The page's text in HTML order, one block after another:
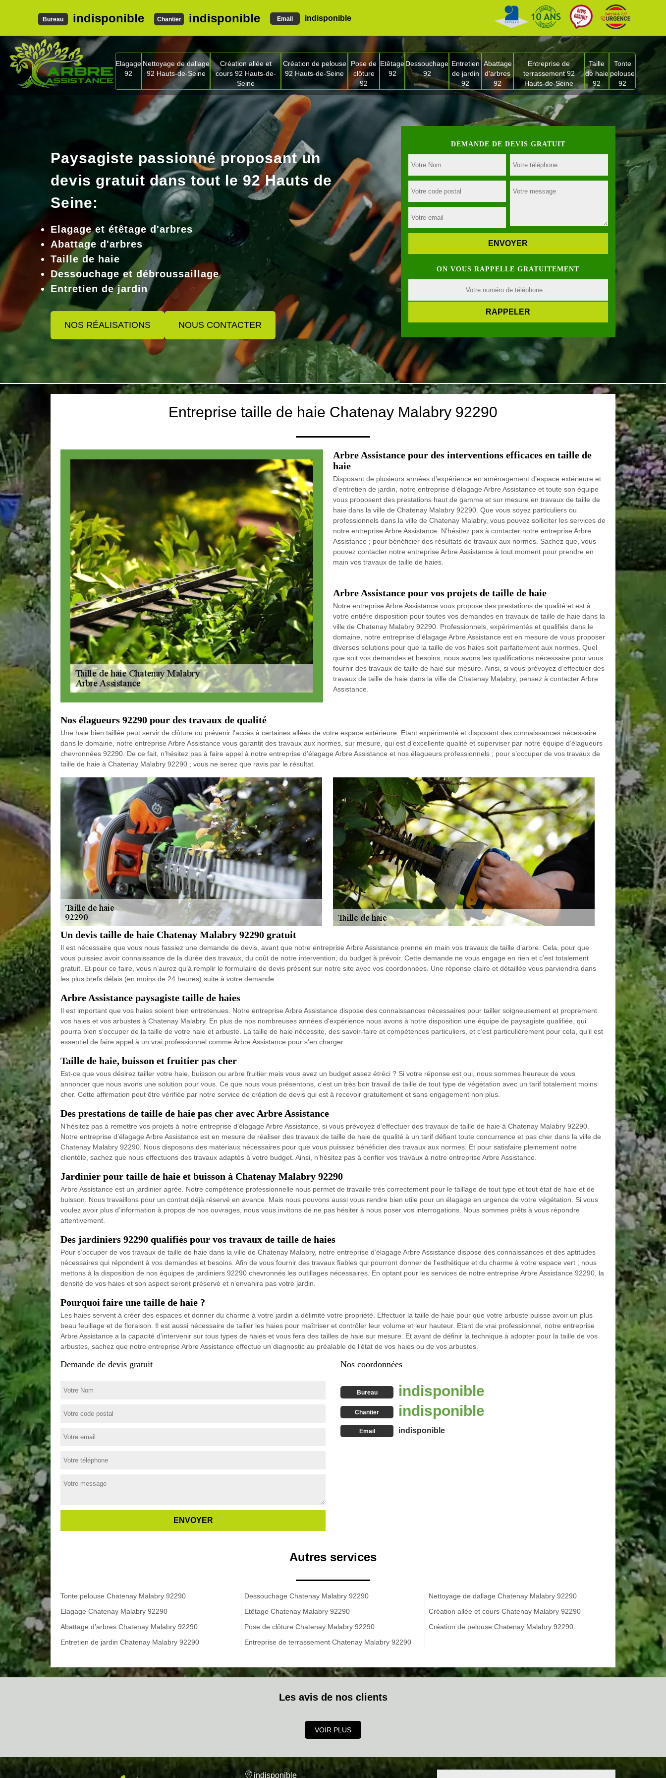
Bureau indisponible Chantier indisponible Email indisponible
Elagage
92
Nettoyage de dallage
92 Hauts-de-Seine
Création allée et
cours 92 Hauts-de-
Seine
Création de pelouse
92 Hauts-de-Seine
Pose de
clôture
92
Etêtage
92
Dessouchage
92
Entretien
de jardin
92
Abattage
d'arbres
92
Entreprise de
terrassement 92
Hauts-de-Seine
Taille
de haie
92
Tonte
pelouse
92
DEMANDE DE DEVIS GRATUIT
ON VOUS RAPPELLE GRATUITEMENT
Paysagiste passionné proposant un
devis gratuit dans tout le 92 Hauts de
Seine:
Elagage et étêtage d'arbres
Abattage d'arbres
Taille de haie
Dessouchage et débroussaillage
Entretien de jardin
NOS RÉALISATIONS NOUS CONTACTER
Entreprise taille de haie Chatenay Malabry 92290
Arbre Assistance pour des interventions efficaces en taille de
haie
Disposant de plusieurs années d'expérience en aménagement d’espace extérieure et
d’entretien de jardin, notre entreprise d’élagage Arbre Assistance et toute son équipe
vous proposent des prestations haut de gamme et sur mesure en travaux de taille de
haie dans la ville de Chatenay Malabry 92290. Que vous soyez particuliers ou
professionnels dans la ville de Chatenay Malabry, vous pouvez solliciter les services de
notre entreprise Arbre Assistance. N’hésitez pas à contacter notre entreprise Arbre
Assistance ; pour bénéficier des résultats de travaux aux normes. Sachez que, vous
pouvez contacter notre entreprise Arbre Assistance à tout moment pour prendre en
main vos travaux de taille de haies.
Arbre Assistance pour vos projets de taille de haie
Notre entreprise Arbre Assistance vous propose des prestations de qualité et est à
votre entière disposition pour toutes vos demandes en travaux de taille de haie dans la
ville de Chatenay Malabry 92290. Professionnels, expérimentés et qualifiés dans le
domaine, notre entreprise d’élagage Arbre Assistance est en mesure de vous proposer
diverses solutions pour que la taille de vos haies soit parfaitement aux normes. Quel
que soit vos demandes et besoins, nous avons les qualifications nécessaire pour vous
fournir des travaux de taille de haie sur mesure. Ainsi, si vous prévoyez d’effectuer des
travaux de taille de haie dans la ville de Chatenay Malabry, pensez à contacter Arbre
Assistance.
Nos élagueurs 92290 pour des travaux de qualité
Une haie bien taillée peut servir de clôture ou prévenir l'accès à certaines allées de votre espace extérieure. Etant expérimenté et disposant des connaissances nécessaire
dans le domaine, notre entreprise Arbre Assistance vous garantit des travaux aux normes, sur mesure, qui est d’excellente qualité et superviser par notre équipe d’élagueurs
chevronnées 92290. De ce fait, n’hésitez pas à faire appel à notre entreprise d’élagage Arbre Assistance et nos élagueurs professionnels ; pour s’occuper de vos travaux de
taille de haie à Chatenay Malabry 92290 ; vous ne serez que ravis par le résultat.
Un devis taille de haie Chatenay Malabry 92290 gratuit
Il est nécessaire que vous nous fassiez une demande de devis, avant que notre entreprise Arbre Assistance prenne en main vos travaux de taille d’arbre. Cela, pour que
vous puissiez avoir connaissance de la durée des travaux, du coût de notre intervention, du budget à prévoir. Cette demande ne vous engage en rien et c’est totalement
gratuit. Et pour ce faire, vous n’aurez qu’à remplir le formulaire de devis présent sur notre site avec vos coordonnées. Une réponse claire et détaillée vous parviendra dans
les plus brefs délais (en moins de 24 heures) suite à votre demande.
Arbre Assistance paysagiste taille de haies
Il est important que vos haies soient bien entretenues. Notre entreprise Arbre Assistance dispose des connaissances nécessaires pour tailler soigneusement et proprement
vos haies et vos arbustes à Chatenay Malabry. En plus de nos nombreuses années d'expérience nous avons à notre disposition une équipe de paysagiste qualifiée, qui
pourra bien s'occuper de la taille de votre haie et arbuste. La taille de haie nécessite, des savoir-faire et compétences particuliers, et c’est particulièrement pour cela, qu’il est
essentiel de faire appel à un vrai professionnel comme Arbre Assistance pour s’en charger.
Taille de haie, buisson et fruitier pas cher
Est-ce que vous désirez tailler votre haie, buisson ou arbre fruitier mais vous avez un budget assez étréci ? Si votre réponse est oui, nous sommes heureux de vous
annoncer que nous avons une solution pour vous. Ce que nous vous présentons, c’est un très bon travail de taille de tout type de végétation avec un tarif totalement moins
cher. Cette affirmation peut être vérifiée par notre service de création de devis qui est à recevoir gratuitement et sans engagement non plus.
Des prestations de taille de haie pas cher avec Arbre Assistance
N’hésitez pas à remettre vos projets à notre entreprise d’élagage Arbre Assistance, si vous prévoyez d’effectuer des travaux de taille de haie à Chatenay Malabry 92290.
Notre entreprise d’élagage Arbre Assistance est en mesure de réaliser des travaux de taille de haie de qualité à un tarif défiant toute concurrence et pas cher dans la ville de
Chatenay Malabry 92290. Nous disposons des matériaux nécessaires pour que vous puissiez bénéficier des travaux aux normes. Et pour satisfaire pleinement notre
clientèle, sachez que nous effectuons des travaux adaptés à votre budget. Ainsi, n’hésitez pas à confier vos travaux à notre entreprise Arbre Assistance.
Jardinier pour taille de haie et buisson à Chatenay Malabry 92290
Arbre Assistance est un jardinier agrée. Notre compétence professionnelle nous permet de travaille très correctement pour le taillage de tout type et tout état de haie et de
buisson. Nous travaillons pour un contrat déjà réservé en avance. Mais nous pouvons aussi vous rendre bien utile pour un élagage en urgence de votre végétation. Si vous
voulez avoir plus d’information à propos de nos ouvrages, nous vous invitons de ne pas hésiter à nous poser vos interrogations. Nous sommes prêts à vous répondre
attentivement.
Des jardiniers 92290 qualifiés pour vos travaux de taille de haies
Pour s’occuper de vos travaux de taille de haie dans la ville de Chatenay Malabry, notre entreprise d’élagage Arbre Assistance dispose des connaissances et des aptitudes
nécessaires qui répondent à vos demandes et besoins. Afin de vous fournir des travaux fiables qui pourront donner de l’esthétique et du charme à votre espace vert ; nous
mettons à la disposition de nos équipes de jardiniers 92290 chevronnés les outillages nécessaires. En optant pour les services de notre entreprise Arbre Assistance 92290, la
densité de vos haies et son aspect seront préservé et n’envahira pas votre jardin.
Pourquoi faire une taille de haie ?
Les haies servent à créer des espaces et donner du charme à votre jardin a délimité votre propriété. Effectuer la taille de haie pour que votre arbuste puisse avoir un plus
beau feuillage et de floraison. Il est aussi nécessaire de tailler les haies pour maîtriser et contrôler leur volume et leur hauteur. Etant de vrai professionnel, notre entreprise
Arbre Assistance a la capacité d’intervenir sur tous types de haies et vous fera des tailles de haie sur mesure. Et avant de définir la technique à adopter pour la taille de vos
arbustes, sachez que notre entreprise Arbre Assistance effectue un diagnostic au préalable de l’état de vos haies ou de vos arbustes.
Demande de devis gratuit Nos coordonnées
Bureau indisponible
Chantier indisponible
Email indisponible
Autres services
Tonte pelouse Chatenay Malabry 92290
Elagage Chatenay Malabry 92290
Abattage d'arbres Chatenay Malabry 92290
Entretien de jardin Chatenay Malabry 92290
Dessouchage Chatenay Malabry 92290
Etêtage Chatenay Malabry 92290
Pose de clôture Chatenay Malabry 92290
Entreprise de terrassement Chatenay Malabry 92290
Nettoyage de dallage Chatenay Malabry 92290
Création allée et cours Chatenay Malabry 92290
Création de pelouse Chatenay Malabry 92290
Les avis de nos clients
VOIR PLUS
indisponible